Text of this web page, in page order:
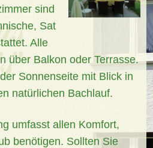
sind
Sat
Alle
über Balkon oder Terrasse.
Sonnenseite mit Blick in
natürlichen Bachlauf.
umfasst allen Komfort,
benötigen. Sollten Sie